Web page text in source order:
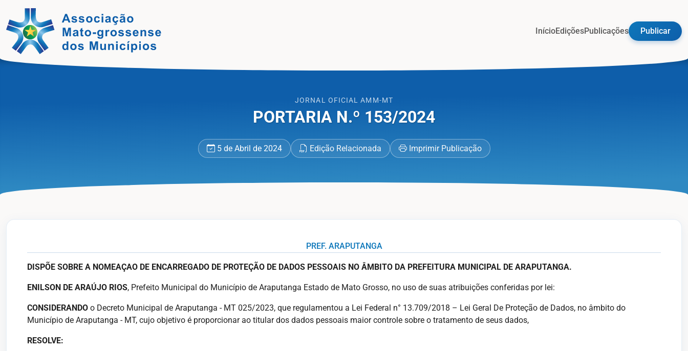
InícioEdiçõesPublicações Publicar
JORNAL OFICIAL AMM-MT
​PORTARIA N.º 153/2024
5 de Abril de 2024 Edição Relacionada Imprimir Publicação
PREF. ARAPUTANGA
DISPÕE SOBRE A NOMEAÇAO DE ENCARREGADO DE PROTEÇÃO DE DADOS PESSOAIS NO ÂMBITO DA PREFEITURA MUNICIPAL DE ARAPUTANGA.
ENILSON DE ARAÚJO RIOS, Prefeito Municipal do Município de Araputanga Estado de Mato Grosso, no uso de suas atribuições conferidas por lei:
CONSIDERANDO o Decreto Municipal de Araputanga - MT 025/2023, que regulamentou a Lei Federal n° 13.709/2018 – Lei Geral De Proteção de Dados, no âmbito do
Município de Araputanga - MT, cujo objetivo é proporcionar ao titular dos dados pessoais maior controle sobre o tratamento de seus dados,
RESOLVE: